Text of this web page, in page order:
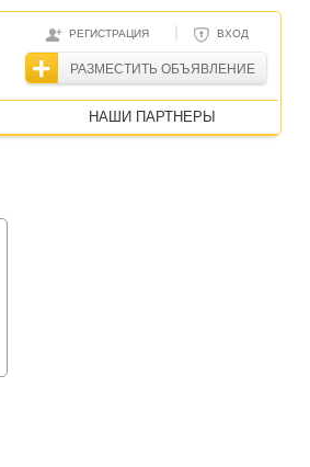
РЕГИСТРАЦИЯ | ВХОД
РАЗМЕСТИТЬ ОБЪЯВЛЕНИЕ
НАШИ ПАРТНЕРЫ